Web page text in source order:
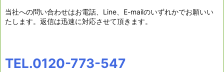
当社への問い合わせはお電話、Line、E-mailのいずれかでお願いい
たします。返信は迅速に対応させて頂きます。
TEL.0120-773-547